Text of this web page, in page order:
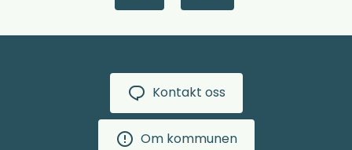
Kontakt oss
Om kommunen